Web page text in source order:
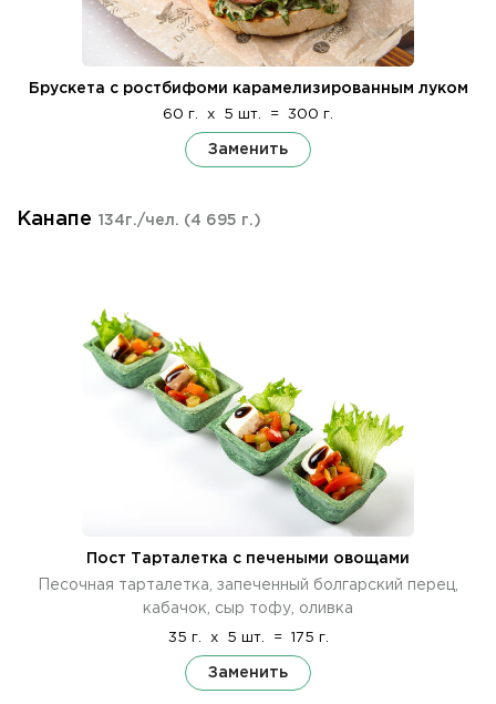
Брускета с ростбифоми карамелизированным луком
60 г. x 5 шт. = 300 г.
Заменить
Канапе 134г./чел. (4 695 г.)
Пост Тарталетка с печеными овощами
Песочная тарталетка, запеченный болгарский перец,
кабачок, сыр тофу, оливка
35 г. x 5 шт. = 175 г.
Заменить